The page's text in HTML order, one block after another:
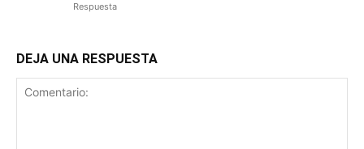
Respuesta
DEJA UNA RESPUESTA